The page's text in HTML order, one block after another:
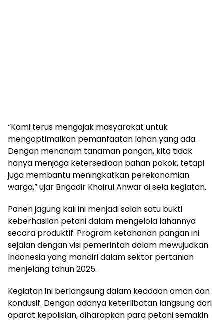
“Kami terus mengajak masyarakat untuk
mengoptimalkan pemanfaatan lahan yang ada.
Dengan menanam tanaman pangan, kita tidak
hanya menjaga ketersediaan bahan pokok, tetapi
juga membantu meningkatkan perekonomian
warga,” ujar Brigadir Khairul Anwar di sela kegiatan.
Panen jagung kali ini menjadi salah satu bukti
keberhasilan petani dalam mengelola lahannya
secara produktif. Program ketahanan pangan ini
sejalan dengan visi pemerintah dalam mewujudkan
Indonesia yang mandiri dalam sektor pertanian
menjelang tahun 2025.
Kegiatan ini berlangsung dalam keadaan aman dan
kondusif. Dengan adanya keterlibatan langsung dari
aparat kepolisian, diharapkan para petani semakin